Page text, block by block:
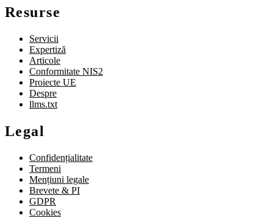
Resurse
Servicii
Expertiză
Articole
Conformitate NIS2
Proiecte UE
Despre
llms.txt
Legal
Confidențialitate
Termeni
Mențiuni legale
Brevete & PI
GDPR
Cookies